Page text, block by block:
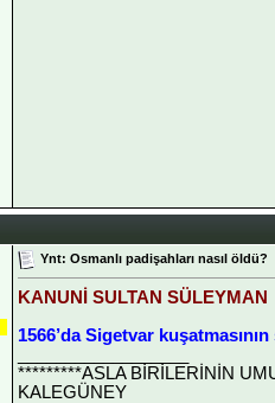
Ynt: Osmanlı padişahları nasıl öldü?
KANUNİ SULTAN SÜLEYMAN
1566’da Sigetvar
*********ASLA BİRİLERİNİN
KALEGÜNEY